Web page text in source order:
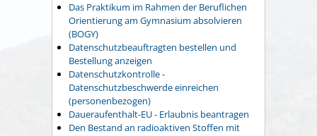
Das Praktikum im Rahmen der Beruflichen
Orientierung am Gymnasium absolvieren
(BOGY)
Datenschutzbeauftragten bestellen und
Bestellung anzeigen
Datenschutzkontrolle -
Datenschutzbeschwerde einreichen
(personenbezogen)
Daueraufenthalt-EU - Erlaubnis beantragen
Den Bestand an radioaktiven Stoffen mit